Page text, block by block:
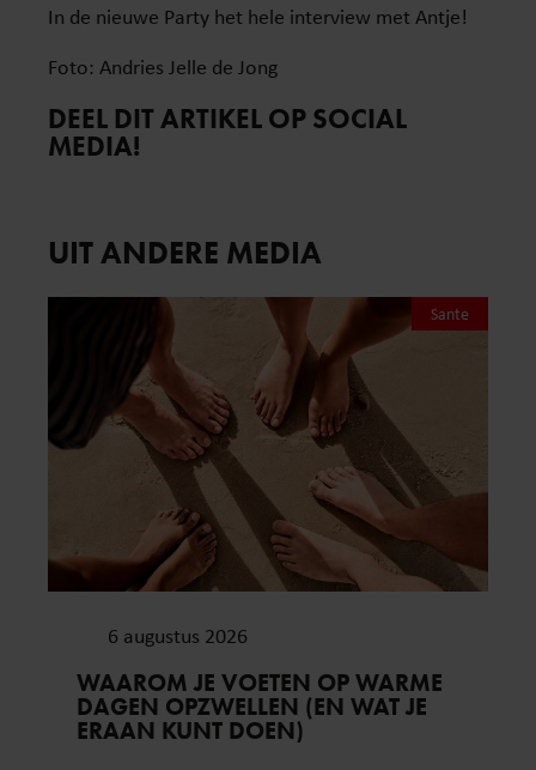
In de nieuwe Party het hele interview met Antje!
Foto: Andries Jelle de Jong
DEEL DIT ARTIKEL OP SOCIAL
MEDIA!
UIT ANDERE MEDIA
Sante
6 augustus 2026
WAAROM JE VOETEN OP WARME
DAGEN OPZWELLEN (EN WAT JE
ERAAN KUNT DOEN)